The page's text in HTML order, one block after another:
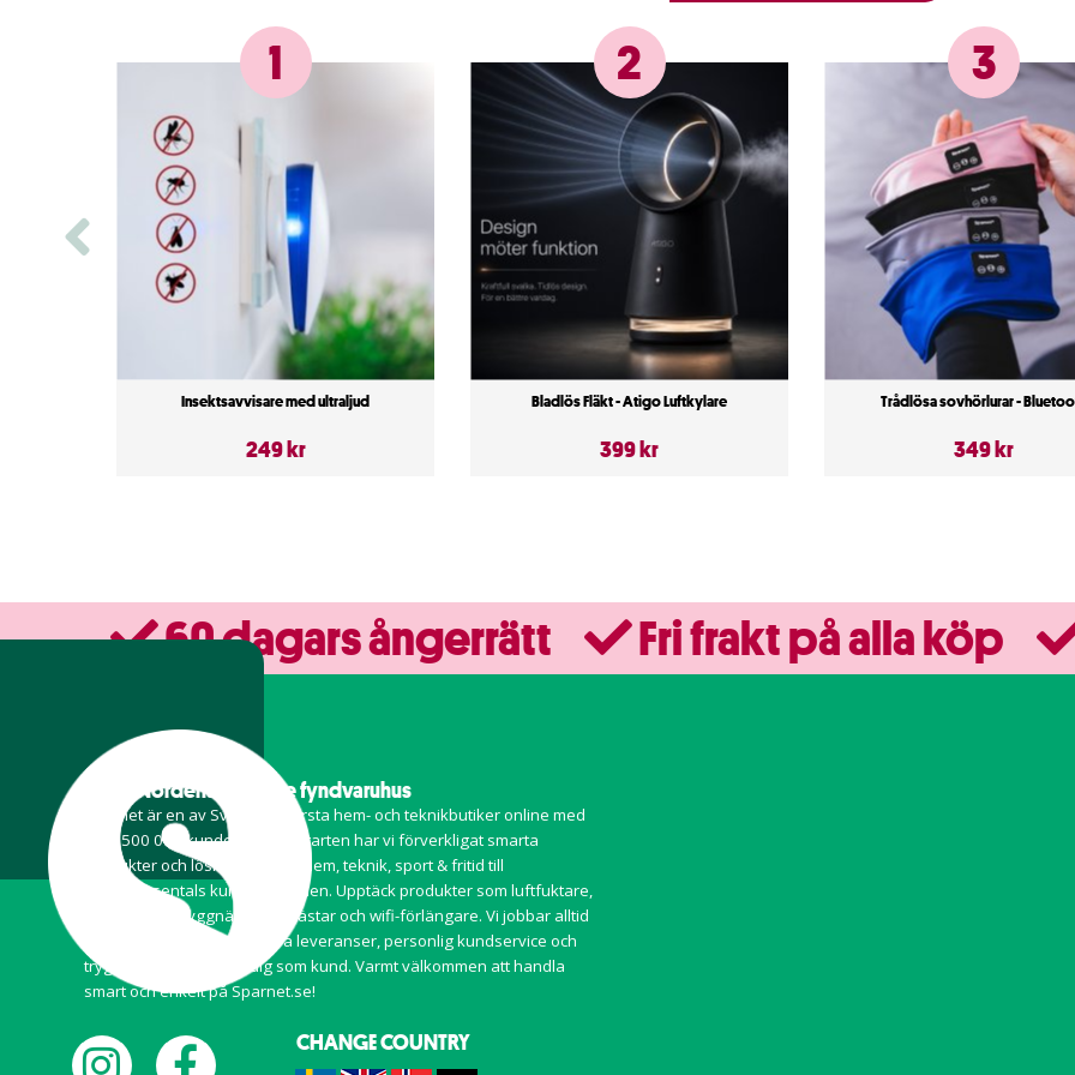
1
Insektsavvisare med ultraljud
249 kr
2
Bladlös Fläkt - Atigo Luftkylare
399 kr
3
Trådlösa sovhörlurar -
349 kr
60 dagars ångerrätt Fri frakt på alla köp
CHANGE COUNTRY
Ett av Nordens ledande fyndvaruhus
Sparnet är en av Sveriges största hem- och teknikbutiker online med
över 500 000 kunder. Sedan starten har vi förverkligat smarta
produkter och lösningar inom
hem,teknik, sport & fritid till
hundratusentals kunder i Norden. Upptäck produkter som luftfuktare,
magnetiska myggnät, reflexvästar och wifi-förlängare. Vi jobbar alltid
med målsättning om snabba leveranser, personlig kundservice och
trygga betalningar för dig som kund. Varmt välkommen att handla
smart och enkelt på Sparnet.se!